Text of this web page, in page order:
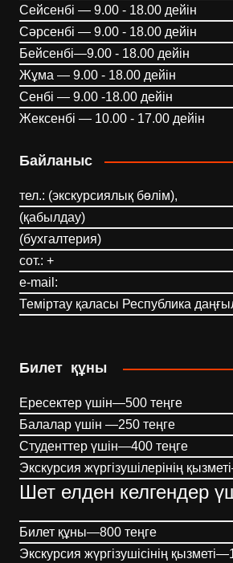
Сейсенбі — 9.00 - 18.00 дейін
Сәрсенбі — 9.00 - 18.00 дейін
Бейсенбі—9.00 - 18.00 дейін
Жұма — 9.00 - 18.00 дейін
Сенбі — 9.00 -18.00 дейін
Жексенбі — 10.00 - 17.00 дейін
Байланыс
тел.: (экскурсиялық бөлім),
(қабылдау)
(бухгалтерия)
сот.: +
e-mail:
Теміртау қаласы Республика
Билет құны
Ересектер үшін—500 теңге
Балалар үшін —250 теңге
Студенттер үшін—400 теңге
Экскурсия жүргізушілерінің
Шет елден келгендер
Билет құны—800 теңге
Экскурсия жүргізушісінің